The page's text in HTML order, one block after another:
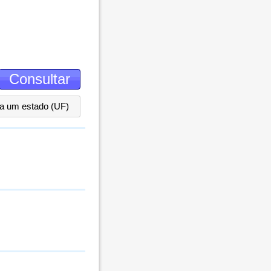
um estado (UF)